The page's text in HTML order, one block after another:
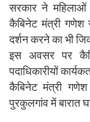
सरकार ने
कैबिनेट मंत्री गणेश
दर्शन करने का भी
इस अवसर पर
पदाधिकारीयों
कैबिनेट मंत्री
पुरकुलगांव में बारात